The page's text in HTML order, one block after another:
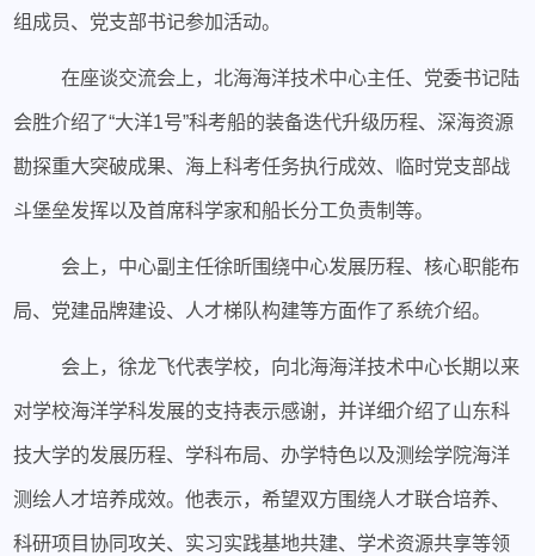
组成员、党支部书记参加活动。
在座谈交流会上，北海海洋技术中心主任、党委书记陆
会胜介绍了“大洋1号”科考船的装备迭代升级历程、深海资源
勘探重大突破成果、海上科考任务执行成效、临时党支部战
斗堡垒发挥以及首席科学家和船长分工负责制等。
会上，中心副主任徐昕围绕中心发展历程、核心职能布
局、党建品牌建设、人才梯队构建等方面作了系统介绍。
会上，徐龙飞代表学校，向北海海洋技术中心长期以来
对学校海洋学科发展的支持表示感谢，并详细介绍了山东科
技大学的发展历程、学科布局、办学特色以及测绘学院海洋
测绘人才培养成效。他表示，希望双方围绕人才联合培养、
科研项目协同攻关、实习实践基地共建、学术资源共享等领